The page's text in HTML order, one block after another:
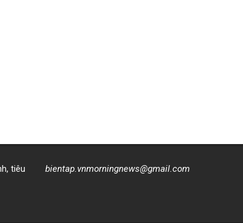
tiêu
bientap.vnmorningnews@gmail.com